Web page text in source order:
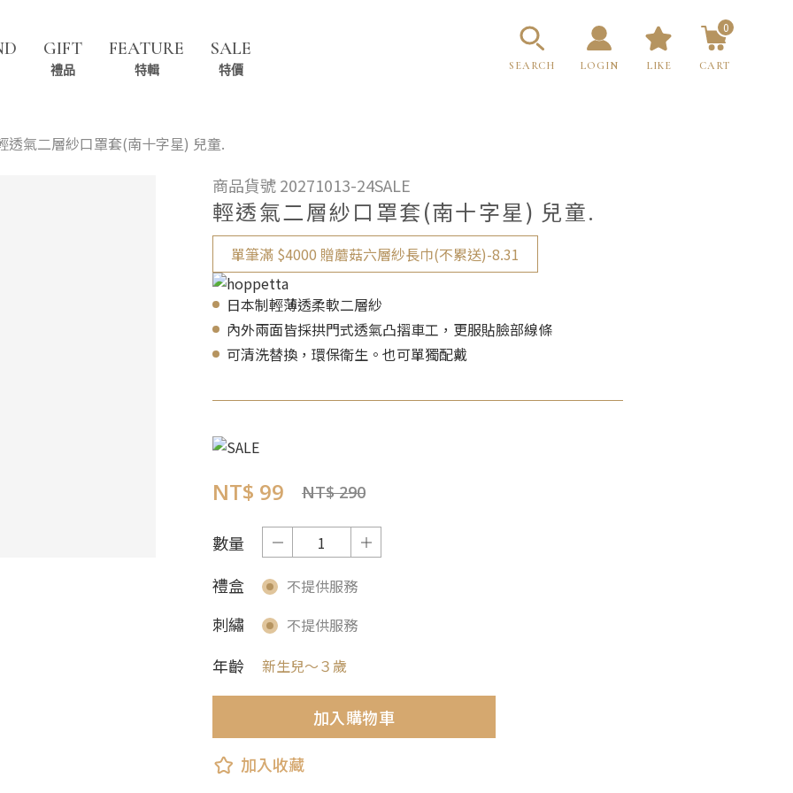
GIFT
禮品
FEATURE
特輯
SALE
特價 SEARCH LOGIN LIKE CART
0
透氣二層紗口罩套(南十字星) 兒童.
商品貨號 20271013-24SALE
輕透氣二層紗口罩套(南十字星) 兒童.
單筆滿 $4000 贈蘑菇六層紗長巾(不累送)-8.31
日本制輕薄透柔軟二層紗
內外兩面皆採拱門式透氣凸摺車工，更服貼臉部線條
可清洗替換，環保衛生。也可單獨配戴
NT$ 99 NT$ 290
數量
禮盒
不提供服務
刺繡 不提供服務
年齡 新生兒～３歲
加入購物車
加入收藏